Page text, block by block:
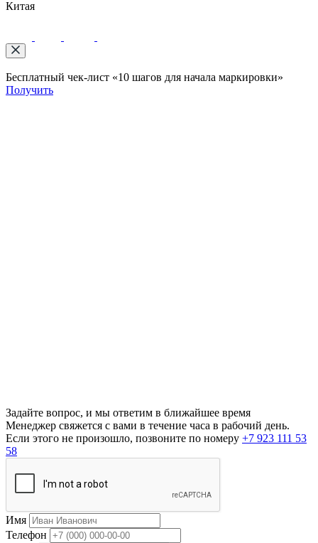
Китая
Бесплатный чек-лист «10 шагов для начала маркировки»
Получить
Задайте вопрос, и мы ответим в ближайшее время
Менеджер свяжется с вами в течение часа в рабочий день.
Если этого не произошло, позвоните по номеру +7 923 111 53
58
Имя
Телефон